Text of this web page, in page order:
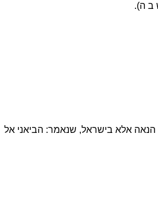
ב ה).
אלא בישראל, שנאמר: הביאני אל